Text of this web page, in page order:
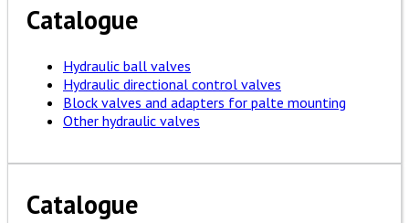
Catalogue
Hydraulic ball valves
Hydraulic directional control valves
Block valves and adapters for palte mounting
Other hydraulic valves
Catalogue